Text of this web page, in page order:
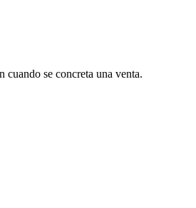
cuando se concreta una venta.